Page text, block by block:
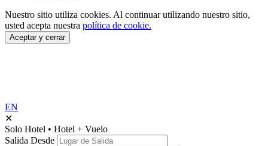
Nuestro sitio utiliza cookies. Al continuar utilizando nuestro sitio,
usted acepta nuestra política de cookie.
Aceptar y cerrar
EN
✕
Solo Hotel • Hotel + Vuelo
Salida Desde